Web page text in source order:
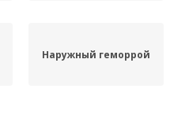
Наружный геморрой